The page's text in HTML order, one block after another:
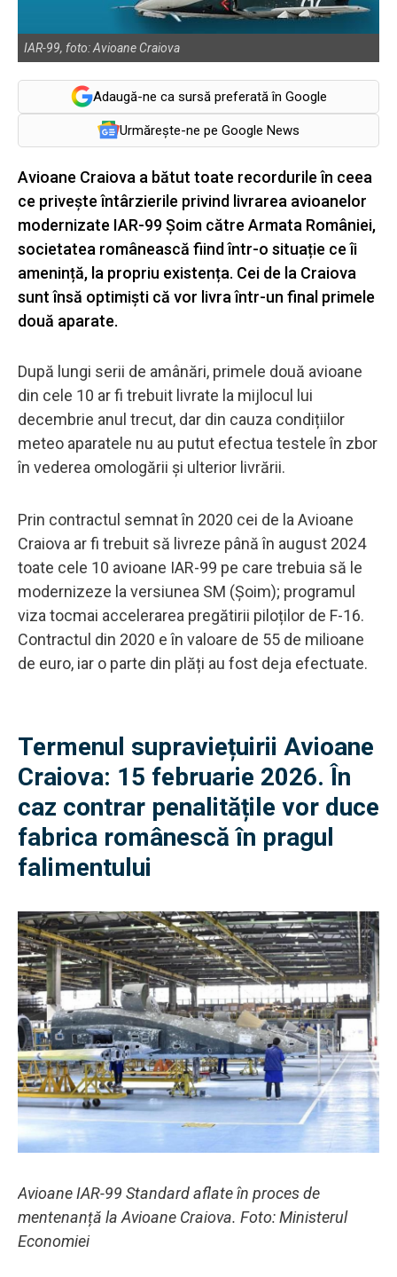
IAR-99, foto: Avioane Craiova
Adaugă-ne ca sursă preferată în Google
Urmărește-ne pe Google News
Avioane Craiova a bătut toate recordurile în ceea
ce privește întârzierile privind livrarea avioanelor
modernizate IAR-99 Șoim către Armata României,
societatea românească fiind într-o situație ce îi
amenință, la propriu existența. Cei de la Craiova
sunt însă optimiști că vor livra într-un final primele
două aparate.
După lungi serii de amânări, primele două avioane
din cele 10 ar fi trebuit livrate la mijlocul lui
decembrie anul trecut, dar din cauza condițiilor
meteo aparatele nu au putut efectua testele în zbor
în vederea omologării și ulterior livrării.
Prin contractul semnat în 2020 cei de la Avioane
Craiova ar fi trebuit să livreze până în august 2024
toate cele 10 avioane IAR-99 pe care trebuia să le
modernizeze la versiunea SM (Șoim); programul
viza tocmai accelerarea pregătirii piloților de F-16.
Contractul din 2020 e în valoare de 55 de milioane
de euro, iar o parte din plăți au fost deja efectuate.
Termenul supraviețuirii Avioane
Craiova: 15 februarie 2026. În
caz contrar penalitățile vor duce
fabrica românescă în pragul
falimentului
Avioane IAR-99 Standard aflate în proces de
mentenanță la Avioane Craiova. Foto: Ministerul
Economiei